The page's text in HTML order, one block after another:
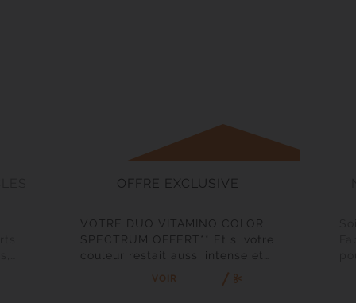
OFFRE EXCLUSIVE
VOTRE DUO VITAMINO COLOR
SPECTRUM OFFERT** Et si votre
couleur restait aussi intense et
lumineuse qu’au premier jour ?
Jusqu’au 30 juin 2026, découvrez
VOIR